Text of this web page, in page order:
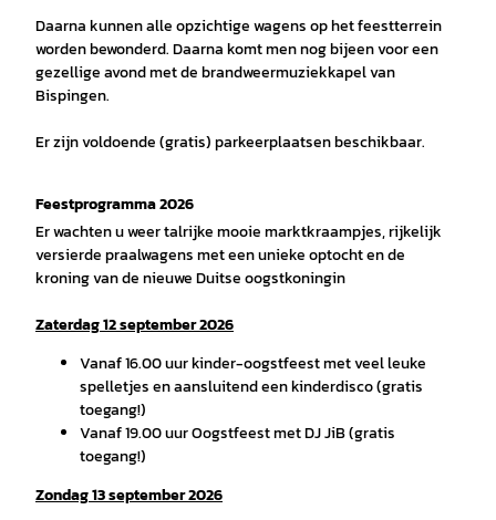
Daarna kunnen alle opzichtige wagens op het feestterrein
worden bewonderd. Daarna komt men nog bijeen voor een
gezellige avond met de brandweermuziekkapel van
Bispingen.
Er zijn voldoende (gratis) parkeerplaatsen beschikbaar.
Feestprogramma 2026
Er wachten u weer talrijke mooie marktkraampjes, rijkelijk
versierde praalwagens met een unieke optocht en de
kroning van de nieuwe Duitse oogstkoningin
Zaterdag 12 september 2026
Vanaf 16.00 uur kinder-oogstfeest met veel leuke
spelletjes en aansluitend een kinderdisco (gratis
toegang!)
Vanaf 19.00 uur Oogstfeest met DJ JiB (gratis
toegang!)
Zondag 13 september 2026